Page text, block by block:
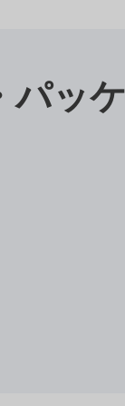
パッ